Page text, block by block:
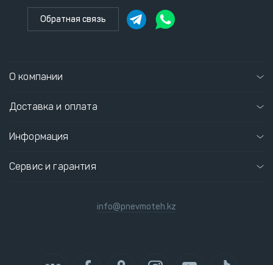
Обратная связь
О компании
Доставка и оплата
Информация
Сервис и гарантия
info@pnevmoteh.kz